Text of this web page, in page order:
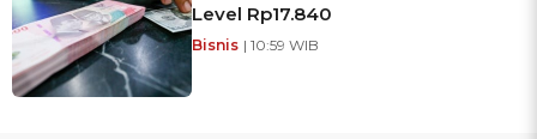
Level Rp17.840
Bisnis | 10:59 WIB